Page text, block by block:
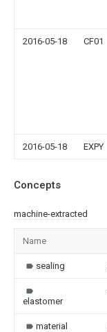
2016-05-18 CF01
2016-05-18 EXPY
Concepts
machine-extracted
Name
sealing
elastomer
material